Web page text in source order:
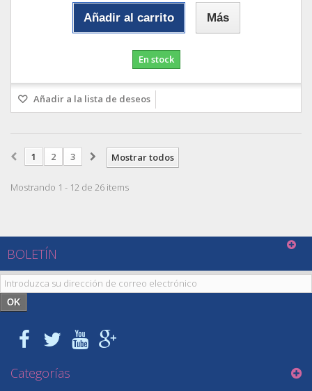
Añadir al carrito Más
En stock
Añadir a la lista de deseos
Mostrar todos
1 2 3
Mostrando 1 - 12 de 26 items
BOLETÍN
OK
Categorías